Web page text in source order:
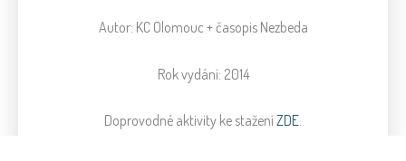
Autor: KC Olomouc + časopis Nezbeda
Rok vydání: 2014
Doprovodné aktivity ke staženíZDE.